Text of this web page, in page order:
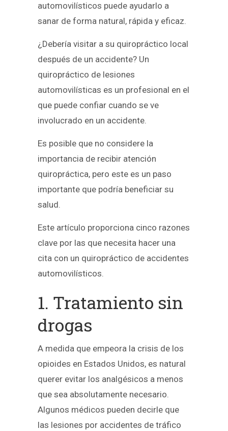
automovilísticos puede ayudarlo a
sanar de forma natural, rápida y eficaz.
¿Debería visitar a su quiropráctico local
después de un accidente? Un
quiropráctico de lesiones
automovilísticas es un profesional en el
que puede confiar cuando se ve
involucrado en un accidente.
Es posible que no considere la
importancia de recibir atención
quiropráctica, pero este es un paso
importante que podría beneficiar su
salud.
Este artículo proporciona cinco razones
clave por las que necesita hacer una
cita con un quiropráctico de accidentes
automovilísticos.
1. Tratamiento sin
drogas
A medida que empeora la crisis de los
opioides en Estados Unidos, es natural
querer evitar los analgésicos a menos
que sea absolutamente necesario.
Algunos médicos pueden decirle que
las lesiones por accidentes de tráfico